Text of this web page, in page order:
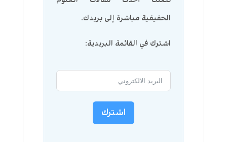
الحقيقية مباشرة إلى بريدك.
اشترك في القائمة البريدية:
اشترك